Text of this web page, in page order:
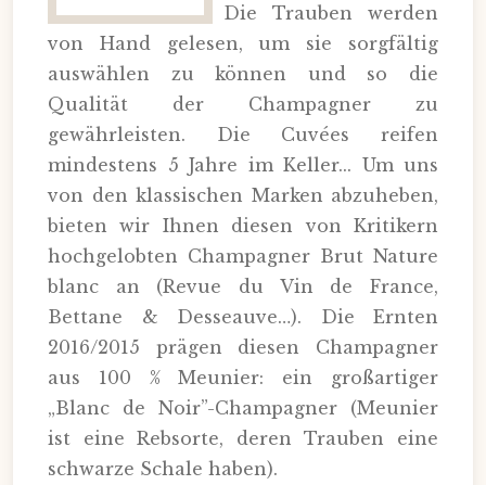
Die Trauben werden
von Hand gelesen, um sie sorgfältig
auswählen zu können und so die
Qualität der Champagner zu
gewährleisten. Die Cuvées reifen
mindestens 5 Jahre im Keller... Um uns
von den klassischen Marken abzuheben,
bieten wir Ihnen diesen von Kritikern
hochgelobten Champagner Brut Nature
blanc an (Revue du Vin de France,
Bettane & Desseauve…). Die Ernten
2016/2015 prägen diesen Champagner
aus 100 % Meunier: ein großartiger
„Blanc de Noir”-Champagner (Meunier
ist eine Rebsorte, deren Trauben eine
schwarze Schale haben).